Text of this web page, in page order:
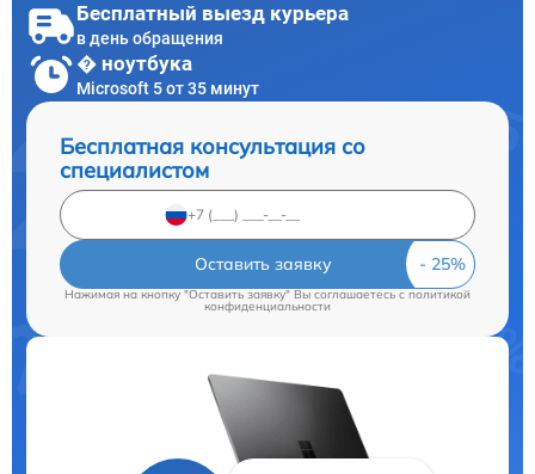
Бесплатный выезд курьера
в день обращения
� ноутбука
Microsoft 5 от 35 минут
Бесплатная консультация со
специалистом
Оставить заявку
Нажимая на кнопку "Оставить заявку" Вы соглашаетесь cполитикой
конфиденциальности